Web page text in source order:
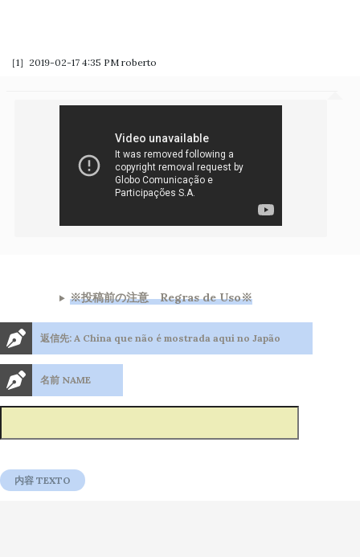
［1］2019-02-17 4:35 PM roberto
※投稿前の注意 Regras de Uso※
返信先: A China que não é mostrada aqui no Japão
名前 NAME